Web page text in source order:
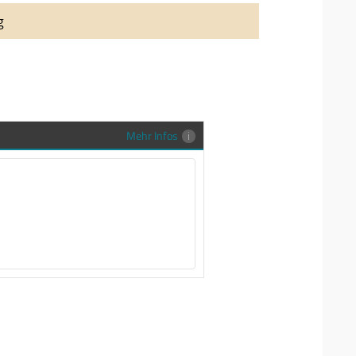
auch richtig in Szene zu setzen,
Trauringe-EFES Tragetasche inkl.
Sendung zu schützen und
Mehr Infos